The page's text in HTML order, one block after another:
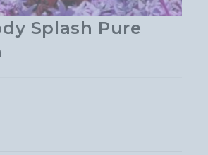
Splash Pure